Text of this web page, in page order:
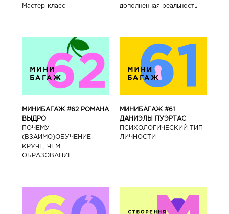
Мастер-класс
дополненная реальность
МИНИБАГАЖ #62 РОМАНА
ВЫДРО
ПОЧЕМУ
(ВЗАИМО)ОБУЧЕНИЕ
КРУЧЕ, ЧЕМ
ОБРАЗОВАНИЕ
МИНИБАГАЖ #61
ДАНИЭЛЫ ПУЭРТАС
ПСИХОЛОГИЧЕСКИЙ ТИП
ЛИЧНОСТИ